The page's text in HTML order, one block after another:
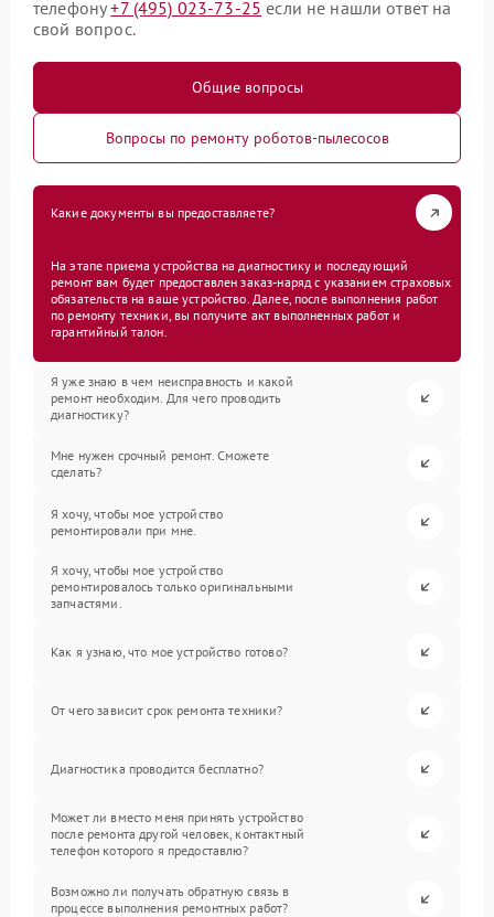
телефону+7 (495) 023-73-25 если не нашли ответ на
свой вопрос.
Общие вопросы
Вопросы по ремонту роботов-пылесосов
Какие документы вы предоставляете?
На этапе приема устройства на диагностику и последующий
ремонт вам будет предоставлен заказ-наряд с указанием страховых
обязательств на ваше устройство. Далее, после выполнения работ
по ремонту техники, вы получите акт выполненных работ и
гарантийный талон.
Я уже знаю в чем неисправность и какой
ремонт необходим. Для чего проводить
диагностику?
Мне нужен срочный ремонт. Сможете
сделать?
Я хочу, чтобы мое устройство
ремонтировали при мне.
Я хочу, чтобы мое устройство
ремонтировалось только оригинальными
запчастями.
Как я узнаю, что мое устройство готово?
От чего зависит срок ремонта техники?
Диагностика проводится бесплатно?
Может ли вместо меня принять устройство
после ремонта другой человек, контактный
телефон которого я предоставлю?
Возможно ли получать обратную связь в
процессе выполнения ремонтных работ?